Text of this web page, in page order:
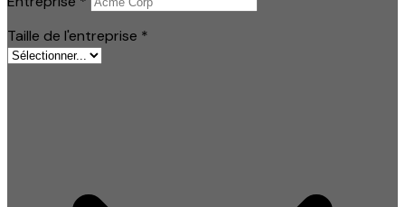
Taille de l'entreprise *